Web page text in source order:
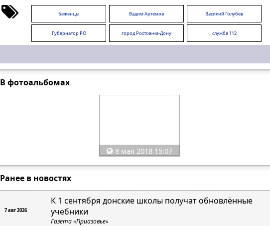
Беженцы Вадим Артемов Василий Голубев
Губернатор РО город Ростов-на-Дону служба 112
В фотоальбомах
8 мая 2018 15:07
Ранее в новостях
7 авг 2026
К 1 сентября донские школы получат обновлённые
учебники
Газета «Приазовье»